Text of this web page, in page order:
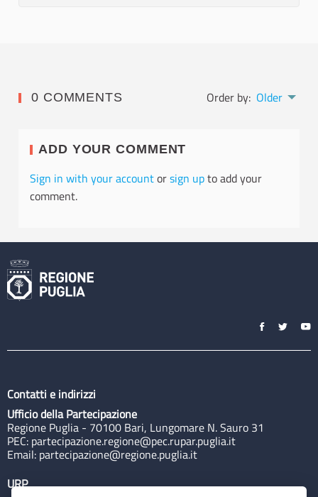
0 COMMENTS Order by: Older
ADD YOUR COMMENT
Sign in with your accountorsign upto add your
comment.
Contatti e indirizzi
Ufficio della Partecipazione
Regione Puglia - 70100 Bari, Lungomare N. Sauro 31
PEC: partecipazione.regione@pec.rupar.puglia.it
Email: partecipazione@regione.puglia.it
URP